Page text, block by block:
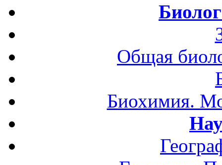
Общая
Биохимия.